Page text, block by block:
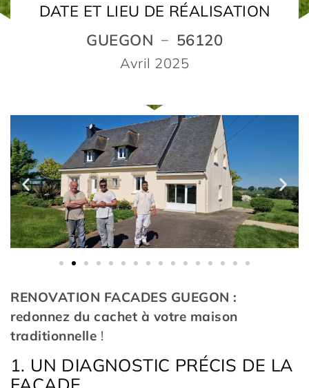
DATE ET LIEU DE RÉALISATION
GUEGON – 56120
Avril 2025
RENOVATION FACADES GUEGON :
redonnez du cachet à votre maison
traditionnelle !
1. UN DIAGNOSTIC PRÉCIS DE LA